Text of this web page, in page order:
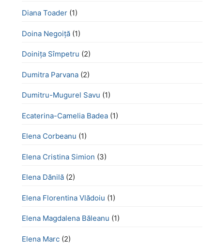
Diana Toader (1)
Doina Negoiță (1)
Doinița Sîmpetru (2)
Dumitra Parvana (2)
Dumitru-Mugurel Savu (1)
Ecaterina-Camelia Badea (1)
Elena Corbeanu (1)
Elena Cristina Simion (3)
Elena Dănilă (2)
Elena Florentina Vlădoiu (1)
Elena Magdalena Băleanu (1)
Elena Marc (2)